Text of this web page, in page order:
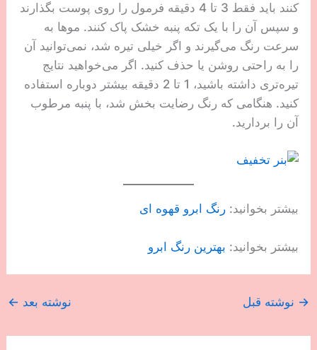
کنند باید فقط 3 تا 4 دقیقه فرمول را روی پوست بگذارند
و سپس آن را با یک تکه پنبه خشک پاک کنند. موها به
سرعت رنگ می‌گیرند و اگر خیلی تیره شد، نمی‌توانید آن
را به راحتی روشن یا حذف کنید. اگر می‌خواهید نتایج
تیره‌تری داشته باشید، 1 تا 2 دقیقه بیشتر دوباره استفاده
کنید. هنگامی که رنگ رضایت بخش شد، با پنبه مرطوب
آن را بردارید.
بیشتر بخوانید:رنگ ابرو قهوه ای
بیشتر بخوانید: بهترین رنگ ابرو
→ نوشته قبل نوشته بعد ←